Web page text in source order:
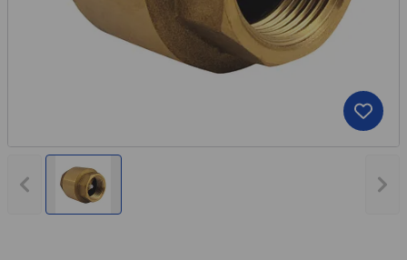
Vorheriges Bild anzeigen